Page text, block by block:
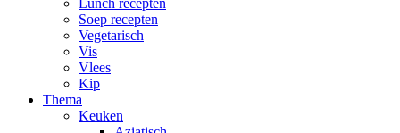
Lunch recepten
Soep recepten
Vegetarisch
Vis
Vlees
Kip
Thema
Keuken